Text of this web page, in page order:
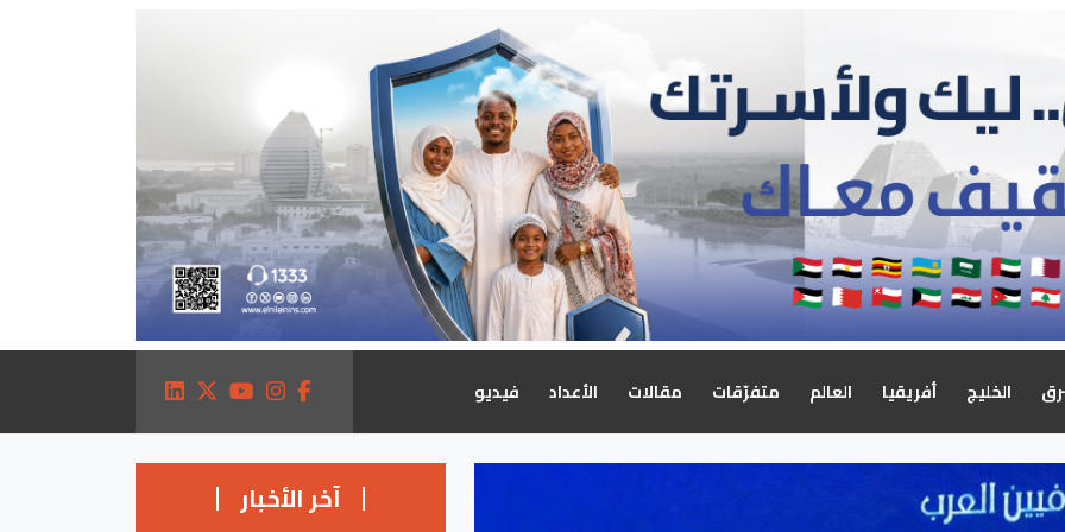
الخليج أفريقيا العالم متفرّقات مقالات الأعداد فيديو
آخر الأخبار